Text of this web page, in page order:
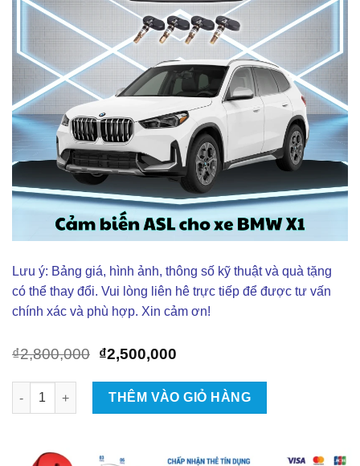
Lưu ý: Bảng giá, hình ảnh, thông số kỹ thuật và quà tặng
có thể thay đổi. Vui lòng liên hê trực tiếp để được tư vấn
chính xác và phù hợp. Xin cảm ơn!
₫2,800,000 Giá
là:
₫2,800,000.
₫2,500,000Giá
tại
là:
₫2,500,000.
Cảm Biến Áp Suất Lốp Cho BMW X1 số lượng
THÊM VÀO GIỎ HÀNG